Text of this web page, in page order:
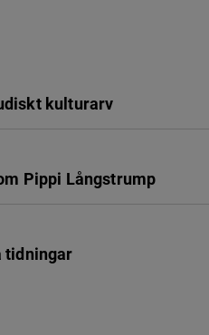
kulturarv
Pippi Långstrump
tidningar